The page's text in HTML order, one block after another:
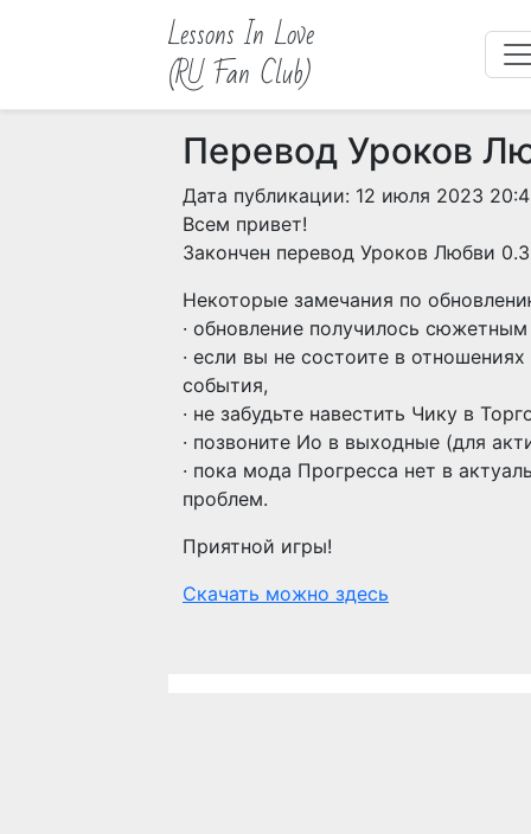
Lessons In Love
(RU Fan Club)
Перевод Уроков
Дата публикации: 12 июля 2023
Всем привет!
Закончен перевод Уроков Любви
Некоторые замечания по
· обновление получилось
· если вы не состоите в
события,
· не забудьте навестить Чику в
· позвоните Ио в выходные (для
· пока мода Прогресса нет в
проблем.
Приятной игры!
Скачать можно здесь